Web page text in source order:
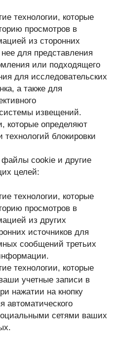
технологии, которые
просмотров в
из сторонних
для представления
или подходящего
для исследовательских
а также для
извещений.
которые определяют
блокировки
cookie и другие
целей:
технологии, которые
просмотров в
из других
источников для
сообщений третьих
технологии, которые
учетные записи в
нажатии на кнопку
автоматического
сетями ваших